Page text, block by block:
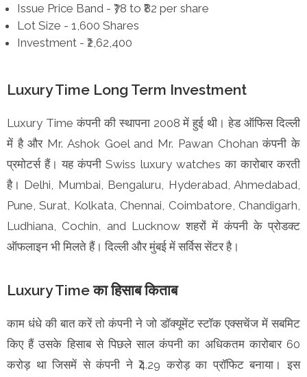
Issue Price Band - ₹78 to ₹82 per share
Lot Size - 1,600 Shares
Investment - ₹2,62,400
Luxury Time Long Term Investment
Luxury Time कंपनी की स्थापना 2008 में हुई थी। हेड ऑफिस दिल्ली
में है और Mr. Ashok Goel and Mr. Pawan Chohan कंपनी के
प्रमोटर्स हैं। यह कंपनी Swiss luxury watches का कारोबार करती
है। Delhi, Mumbai, Bengaluru, Hyderabad, Ahmedabad,
Pune, Surat, Kolkata, Chennai, Coimbatore, Chandigarh,
Ludhiana, Cochin, and Lucknow शहरों में कंपनी के प्रोडक्ट
ऑफलाइन भी मिलते हैं। दिल्ली और मुंबई में सर्विस सेंटर है।
Luxury Time का हिसाब किताब
काम धंधे की बात करें तो कंपनी ने जो डॉक्यूमेंट स्टॉक एक्सचेंज में सबमिट
किए हैं उसके हिसाब से पिछले साल कंपनी का अधिकतम कारोबार 60
करोड़ था जिसमें से कंपनी ने ₹4.29 करोड़ का प्रॉफिट बनाया। इस